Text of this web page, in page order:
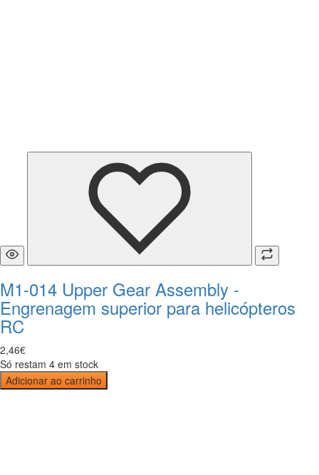
M1-014 Upper Gear Assembly -
Engrenagem superior para helicópteros
RC
2,46€
Só restam 4 em stock
Adicionar ao carrinho